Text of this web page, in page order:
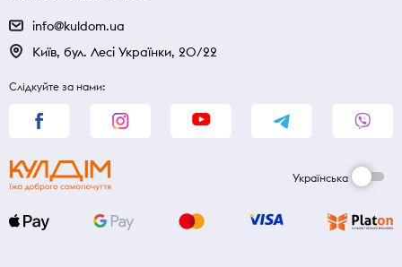
info@kuldom.ua
Київ, бул. Лесі Українки, 20/22
Слідкуйте за нами:
Українська